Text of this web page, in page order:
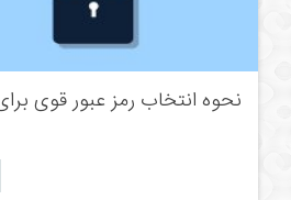
نحوه انتخاب رمز عبور قوی